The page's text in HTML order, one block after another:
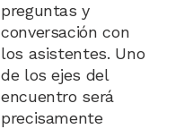
preguntas y
conversación con
los asistentes. Uno
de los ejes del
encuentro será
precisamente